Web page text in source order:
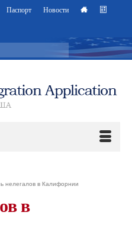
Паспорт Новости
нелегалов в Калифорнии
в